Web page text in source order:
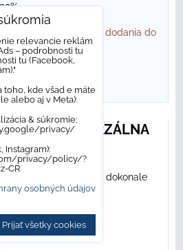
Bežný termín dodania do
DOSKA UNIVERZÁLNA
040
Cersanit, na ktorej dokonale
relevancie reklám
– podrobnosti tu
tu (Facebook,
toho, kde všad e máte
alebo aj v Meta):
& súkromie:
privacy/
Instagram):
privacy/policy/?
CR
osobných údajov
Prijať všetky cookies